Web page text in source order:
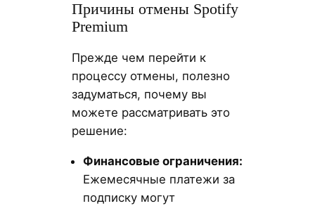
Причины отмены Spotify
Premium
Прежде чем перейти к
процессу отмены, полезно
задуматься, почему вы
можете рассматривать это
решение:
Финансовые ограничения:
Ежемесячные платежи за
подписку могут